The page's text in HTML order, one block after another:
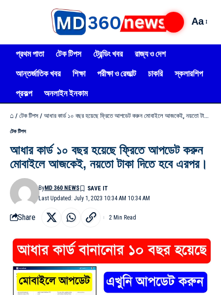
Aa
প্রথম পাতা টেক টিপস ট্রেন্ডিং খবর
রাজ্য ও দেশ
আন্তর্জাতিক খবর
শিক্ষা পরীক্ষা ও রেজাল্ট চাকরি
স্কলারশিপ
প্রকল্প
অনলাইন ইনকাম
⌂ / টেক টিপস / আধার কার্ড ১০ বছর হয়েছে ফ্রিতে আপডেট করুন মোবাইলে আজকেই, নয়তো টাকা দিতে হবে এরপর।
টেক টিপস
আধার কার্ড ১০ বছর হয়েছে ফ্রিতে আপডেট করুন
মোবাইলে আজকেই, নয়তো টাকা দিতে হবে এরপর।
Last Updated: July 1, 2023 10:34 AM 10:34 AM
ByMD 360 NEWS
Share 2 Min Read